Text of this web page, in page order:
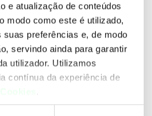
e atualização de conteúdos
modo como este é utilizado,
preferências e, de modo
servindo ainda para garantir
utilizador. Utilizamos
contínua da experiência de